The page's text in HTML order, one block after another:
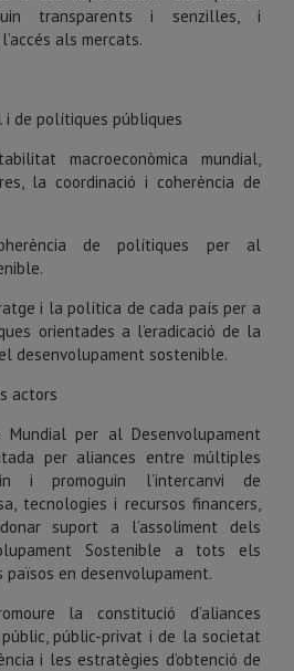
transparents i senzilles, i
als mercats.
i de polítiques públiques
macroeconòmica mundial,
la coordinació i coherència de
de polítiques per al
i la política de cada país per a
orientades a l’eradicació de la
desenvolupament sostenible.
actors
Mundial per al Desenvolupament
per aliances entre múlti­ples
i promoguin l’intercanvi de
tecnologies i recursos financers,
suport a l’assoliment dels
Sostenible a tots els
en desenvolupament.
la constitució d’aliances
públic-privat i de la societat
i les estratègies d’obtenció de